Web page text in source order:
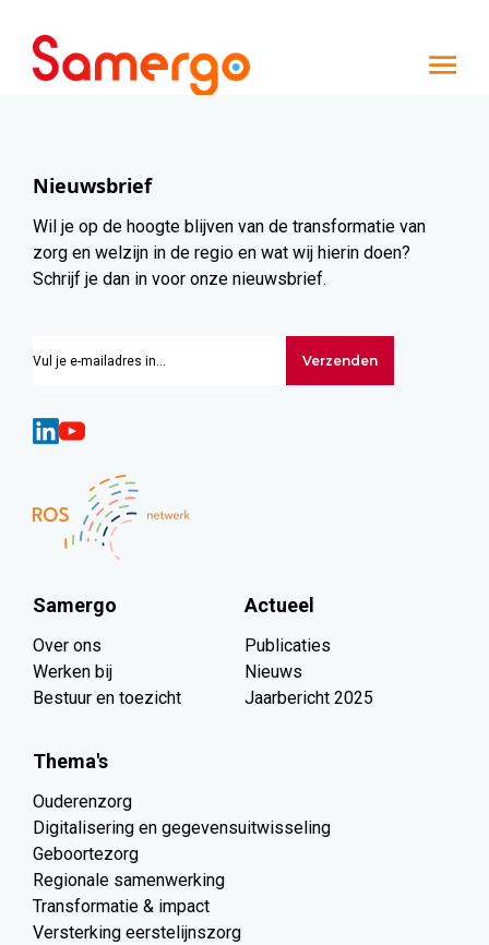
Samergo
Over ons
Werken bij
Bestuur en toezicht
Actueel
Publicaties
Nieuws
Jaarbericht 2025
Thema's
Ouderenzorg
Digitalisering en gegevensuitwisseling
Geboortezorg
Regionale samenwerking
Transformatie & impact
Versterking eerstelijnszorg
Nieuwsbrief
Wil je op de hoogte blijven van de transformatie van
zorg en welzijn in de regio en wat wij hierin doen?
Schrijf je dan in voor onze nieuwsbrief.
Verzenden